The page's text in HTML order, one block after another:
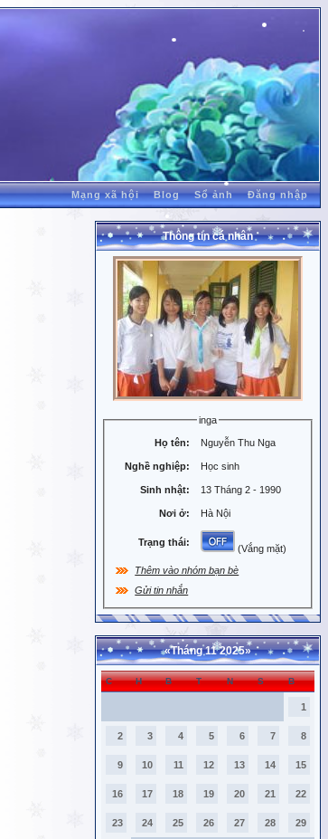
Mạng xã hội Blog Sổ ảnh Đăng nhập
Thông tin cá nhân
inga
Họ tên: Nguyễn Thu Nga
Nghề nghiệp: Học sinh
Sinh nhật: 13 Tháng 2 - 1990
Nơi ở: Hà Nội
Trạng thái:
(Vắng mặt)
Thêm vào nhóm bạn bè
Gửi tin nhắn
«Tháng 11 2025»
C H B T N S B
1
2 3 4 5 6 7 8
9 10 11 12 13 14 15
16 17 18 19 20 21 22
23 24 25 26 27 28 29